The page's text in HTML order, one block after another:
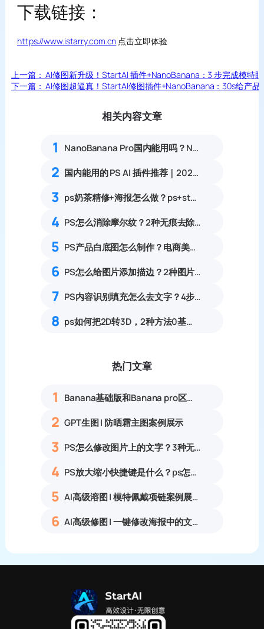
下载链接：
https://www.istarry.com.cn 点击立即体验
上一篇： AI修图新升级！StartAI 插件+NanoBanana：3 步完成模特
下一篇： AI修图超逼真！StartAI修图插件+NanoBanana：30s给产
相关内容文章
1 NanoBanana Pro国内能用吗？Nano banana使用教程
2 国内能用的 PS AI 插件推荐｜2026 4款AI插件最新实测
3 ps奶茶精修+海报怎么做？ps+startAI3步教会你
4 PS怎么消除摩尔纹？2种无痕去除照片水波纹、条纹噪点教程
5 PS产品白底图怎么制作？电商美工6步流程
6 PS怎么给图片添加描边？2种图片轮廓描边零基础实操教程
7 PS内容识别填充怎么去文字？4步快速清除水印
8 ps如何把2D转3D，2种方法0基础可上手的详细教程
热门文章
1 Banana基础版和Banana pro区别对比丨具体案例应用+使用教程
2 GPT生图 | 防晒霜主图案例展示
3 PS怎么修改图片上的文字？3种无痕改字方法，新手也能搞定
4 PS放大缩小快捷键是什么？ps怎么把图片拉大拉小？
5 AI高级溶图 | 模特佩戴项链案例展示
6 AI高级修图 | 一键修改海报中的文字